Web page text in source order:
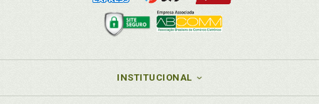
INSTITUCIONAL